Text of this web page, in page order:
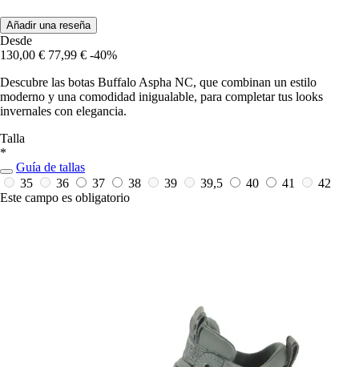
Añadir una reseña
Desde
130,00 € 77,99 € -40%
Descubre las botas Buffalo Aspha NC, que combinan un estilo
moderno y una comodidad inigualable, para completar tus looks
invernales con elegancia.
Talla
*
Guía de tallas
35
36 37 38 39 39,5 40 41
42
Este campo es obligatorio